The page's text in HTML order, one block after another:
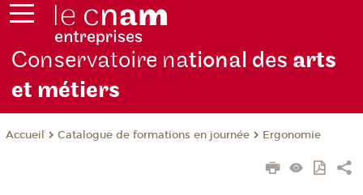
Conservatoire national des arts
et métiers
Accueil Catalogue de formations en journée Ergonomie